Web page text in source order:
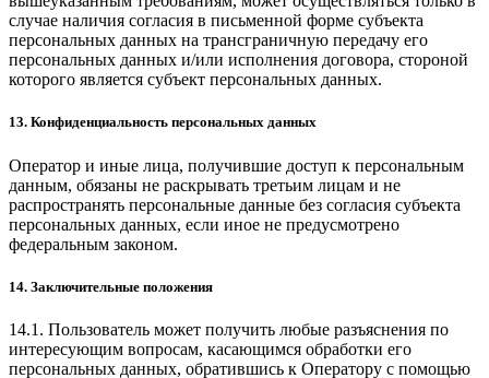
случае наличия согласия в письменной форме субъекта
персональных данных на трансграничную передачу его
персональных данных и/или исполнения договора, стороной
которого является субъект персональных данных.
13. Конфиденциальность персональных данных
Оператор и иные лица, получившие доступ к персональным
данным, обязаны не раскрывать третьим лицам и не
распространять персональные данные без согласия субъекта
персональных данных, если иное не предусмотрено
федеральным законом.
14. Заключительные положения
14.1. Пользователь может получить любые разъяснения по
интересующим вопросам, касающимся обработки его
персональных данных, обратившись к Оператору с помощью